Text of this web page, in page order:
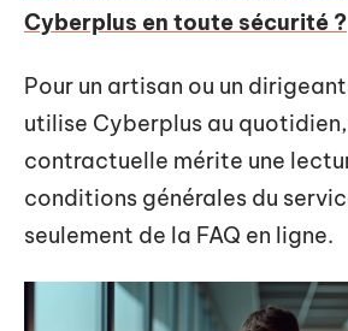
Cyberplus en toute sécurité ?
Pour un artisan ou un
utilise Cyberplus au
contractuelle mérite une
conditions générales du
seulement de la FAQ en ligne.